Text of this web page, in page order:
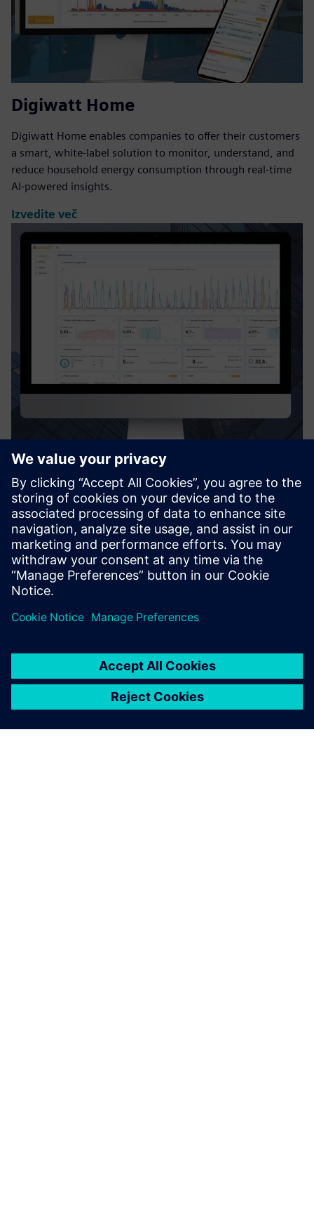
Digiwatt Home
Digiwatt Home enables companies to offer their customers
a smart, white-label solution to monitor, understand, and
reduce household energy consumption through real-time
AI-powered insights.
Izvedite več
Digiwatt Building
Digiwatt Building is a cloud-based BEMS that uses AI and
NILM to monitor, analyze, and optimize energy use in
buildings – cutting waste, lowering costs, and supporting
ESG goals.
Izvedite več